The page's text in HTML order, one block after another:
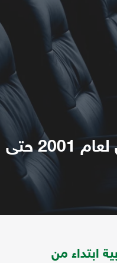
مجلة الطفولة والتنمية تتضمن موضوعات في مجال التربية ابتداء من العدد الاول لعام 2001 حتى
ابتداء من